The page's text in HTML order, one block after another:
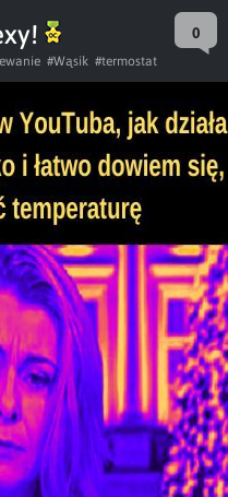
0
#Wąsik #termostat